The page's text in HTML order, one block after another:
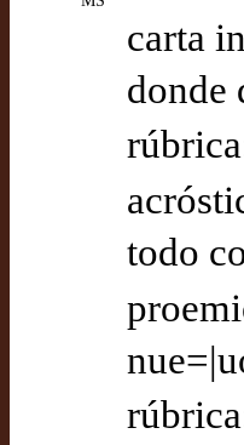
carta
donde
todo